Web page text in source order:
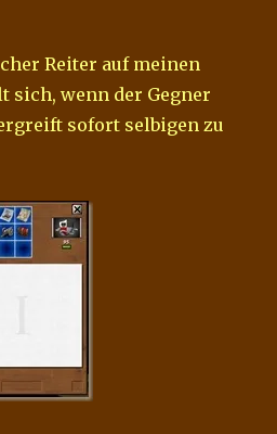
Reiter auf meinen
sich, wenn der Gegner
sofort selbigen zu